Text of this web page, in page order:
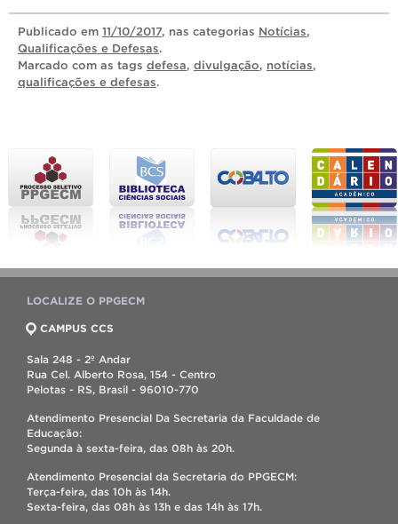
Publicado em 11/10/2017, nas categorias Notícias,
Qualificações e Defesas.
Marcado com as tags defesa, divulgação, notícias,
qualificações e defesas.
LOCALIZE O PPGECM
CAMPUS CCS
Sala 248 - 2º Andar
Rua Cel. Alberto Rosa, 154 - Centro
Pelotas - RS, Brasil - 96010-770
Atendimento Presencial Da Secretaria da Faculdade de
Educação:
Segunda à sexta-feira, das 08h às 20h.
Atendimento Presencial da Secretaria do PPGECM:
Terça-feira, das 10h às 14h.
Sexta-feira, das 08h às 13h e das 14h às 17h.